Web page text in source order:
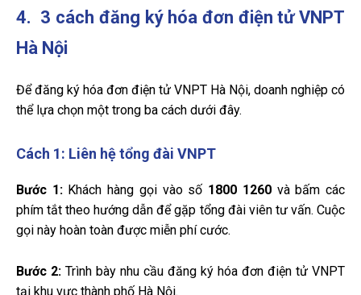
4. 3 cách đăng ký hóa đơn điện tử VNPT
Hà Nội
Để đăng ký hóa đơn điện tử VNPT Hà Nội, doanh nghiệp có
thể lựa chọn một trong ba cách dưới đây.
Cách 1: Liên hệ tổng đài VNPT
Bước 1: Khách hàng gọi vào số 1800 1260 và bấm các
phím tắt theo hướng dẫn để gặp tổng đài viên tư vấn. Cuộc
gọi này hoàn toàn được miễn phí cước.
Bước 2: Trình bày nhu cầu đăng ký hóa đơn điện tử VNPT
tại khu vực thành phố Hà Nội.